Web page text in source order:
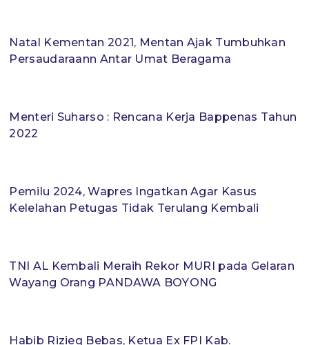
Natal Kementan 2021, Mentan Ajak Tumbuhkan
Persaudaraann Antar Umat Beragama
Menteri Suharso : Rencana Kerja Bappenas Tahun
2022
Pemilu 2024, Wapres Ingatkan Agar Kasus
Kelelahan Petugas Tidak Terulang Kembali
TNI AL Kembali Meraih Rekor MURI pada Gelaran
Wayang Orang PANDAWA BOYONG
Habib Rizieq Bebas, Ketua Ex FPI Kab.